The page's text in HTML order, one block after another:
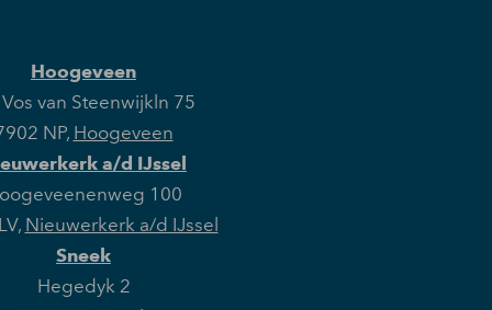
Hoogeveen
van Steenwijkln 75
NP, Hoogeveen
a/d IJssel
100
, Nieuwerkerk a/d IJssel
Sneek
Hegedyk 2